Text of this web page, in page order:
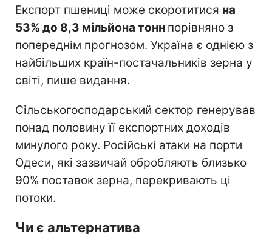
Експорт пшениці може скоротитися на
53% до 8,3 мільйона тонн порівняно з
попереднім прогнозом. Україна є однією з
найбільших країн-постачальників зерна у
світі, пише видання.
Сільськогосподарський сектор генерував
понад половину її експортних доходів
минулого року. Російські атаки на порти
Одеси, які зазвичай обробляють близько
90% поставок зерна, перекривають ці
потоки.
Чи є альтернатива